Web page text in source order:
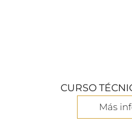
CURSO
Más